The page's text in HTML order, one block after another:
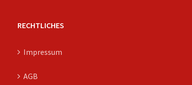
RECHTLICHES
Impressum
AGB